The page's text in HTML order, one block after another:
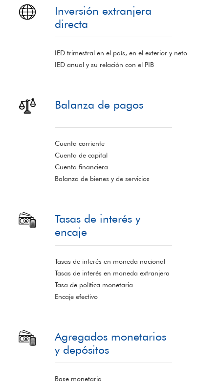
Inversión extranjera
directa
IED trimestral en el país, en el exterior y neto
IED anual y su relación con el PIB
Balanza de pagos
Cuenta corriente
Cuenta de capital
Cuenta financiera
Balanza de bienes y de servicios
Tasas de interés y
encaje
Tasas de interés en moneda nacional
Tasas de interés en moneda extranjera
Tasa de política monetaria
Encaje efectivo
Agregados monetarios
y depósitos
Base monetaria